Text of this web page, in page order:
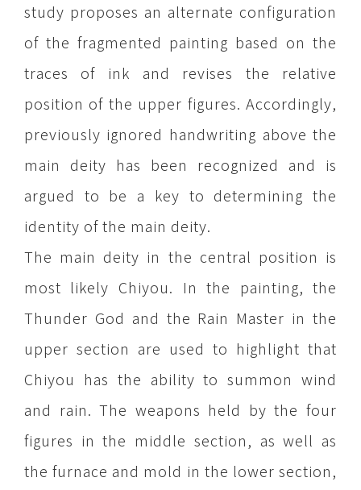
study proposes an alternate configuration
of the fragmented painting based on the
traces of ink and revises the relative
position of the upper figures. Accordingly,
previously ignored handwriting above the
main deity has been recognized and is
argued to be a key to determining the
identity of the main deity.
The main deity in the central position is
most likely Chiyou. In the painting, the
Thunder God and the Rain Master in the
upper section are used to highlight that
Chiyou has the ability to summon wind
and rain. The weapons held by the four
figures in the middle section, as well as
the furnace and mold in the lower section,